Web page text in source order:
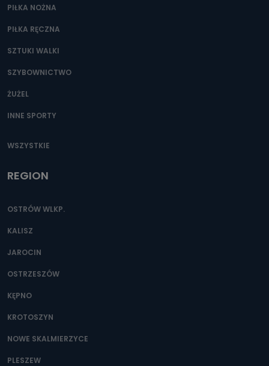
PIŁKA NOŻNA
PIŁKA RĘCZNA
SZTUKI WALKI
SZYBOWNICTWO
ŻUŻEL
INNE SPORTY
WSZYSTKIE
REGION
OSTRÓW WLKP.
KALISZ
JAROCIN
OSTRZESZÓW
KĘPNO
KROTOSZYN
NOWE SKALMIERZYCE
PLESZEW